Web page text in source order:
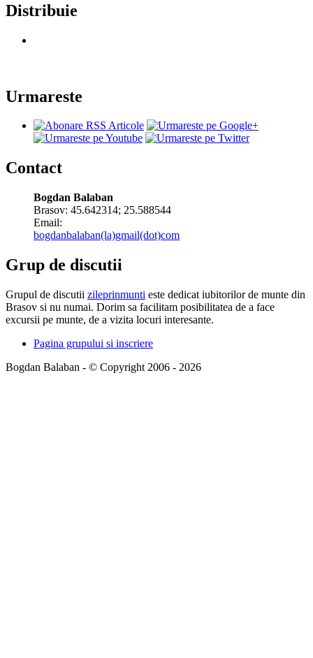
Distribuie
Urmareste
Contact
Bogdan Balaban
Brasov: 45.642314; 25.588544
Email:
bogdanbalaban(la)gmail(dot)com
Grup de discutii
Grupul de discutii zileprinmunti este dedicat iubitorilor de munte din
Brasov si nu numai. Dorim sa facilitam posibilitatea de a face
excursii pe munte, de a vizita locuri interesante.
Pagina grupului si inscriere
Bogdan Balaban - © Copyright 2006 - 2026